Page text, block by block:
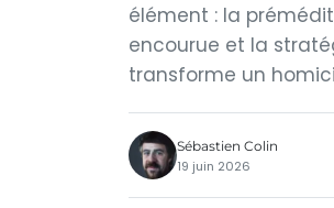
élément : la
encourue et la
transforme un
Sébastien Colin
19 juin 2026